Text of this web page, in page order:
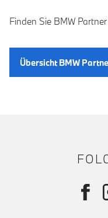
Finden Sie BMW
Übersicht BMW